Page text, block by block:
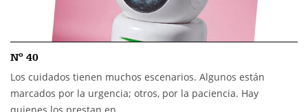
Nº 40
Los cuidados tienen muchos escenarios. Algunos están
marcados por la urgencia; otros, por la paciencia. Hay